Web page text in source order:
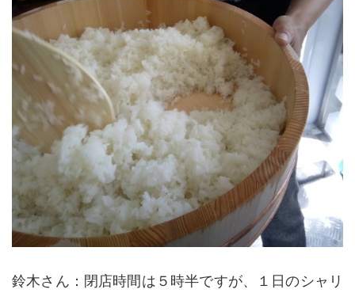
鈴木さん：閉店時間は５時半ですが、１日のシャリ